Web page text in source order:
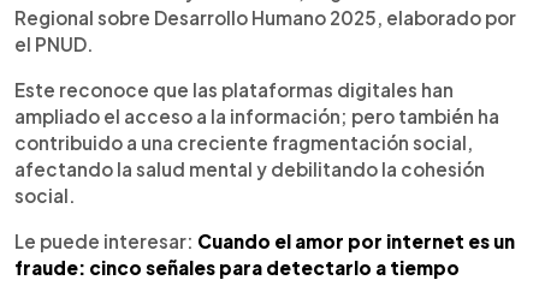
Regional sobre Desarrollo Humano 2025, elaborado por
el PNUD.
Este reconoce que las plataformas digitales han
ampliado el acceso a la información; pero también ha
contribuido a una creciente fragmentación social,
afectando la salud mental y debilitando la cohesión
social.
Le puede interesar: Cuando el amor por internet es un
fraude: cinco señales para detectarlo a tiempo